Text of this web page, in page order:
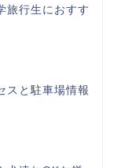
旅行生におすす
スと駐車場情報